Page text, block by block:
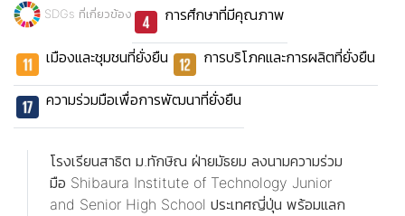
SDGs ที่เกี่ยวข้อง การศึกษาที่มีคุณภาพ
เมืองและชุมชนที่ยั่งยืน การบริโภคและการผลิตที่ยั่งยืน
ความร่วมมือเพื่อการพัฒนาที่ยั่งยืน
โรงเรียนสาธิต ม.ทักษิณ ฝ่ายมัธยม ลงนามความร่วม
มือ Shibaura Institute of Technology Junior
and Senior High School ประเทศญี่ปุ่น พร้อมแลก